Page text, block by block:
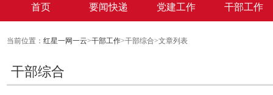
首页 要闻快递 党建工作 干部工作
当前位置： 红星一网一云>干部工作>干部综合>文章列表
干部综合